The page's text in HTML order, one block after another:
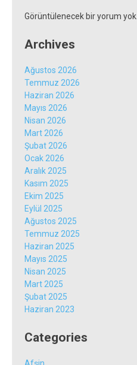
Görüntülenecek bir yorum yok.
Archives
Ağustos 2026
Temmuz 2026
Haziran 2026
Mayıs 2026
Nisan 2026
Mart 2026
Şubat 2026
Ocak 2026
Aralık 2025
Kasım 2025
Ekim 2025
Eylül 2025
Ağustos 2025
Temmuz 2025
Haziran 2025
Mayıs 2025
Nisan 2025
Mart 2025
Şubat 2025
Haziran 2023
Categories